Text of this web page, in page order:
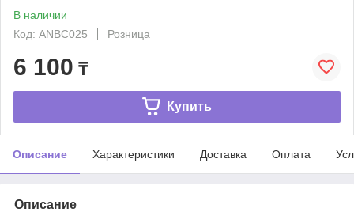
В наличии
Код: ANBC025
Розница
6 100 ₸
Купить
Описание Характеристики Доставка Оплата
Описание